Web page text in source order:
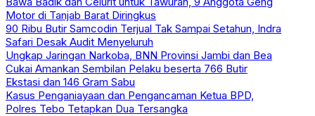
Motor di Tanjab Barat Diringkus
90 Ribu Butir Samcodin Terjual Tak Sampai Setahun, Indra
Safari Desak Audit Menyeluruh
Ungkap Jaringan Narkoba, BNN Provinsi Jambi dan Bea
Cukai Amankan Sembilan Pelaku beserta 766 Butir
Ekstasi dan 146 Gram Sabu
Kasus Penganiayaan dan Pengancaman Ketua BPD,
Polres Tebo Tetapkan Dua Tersangka